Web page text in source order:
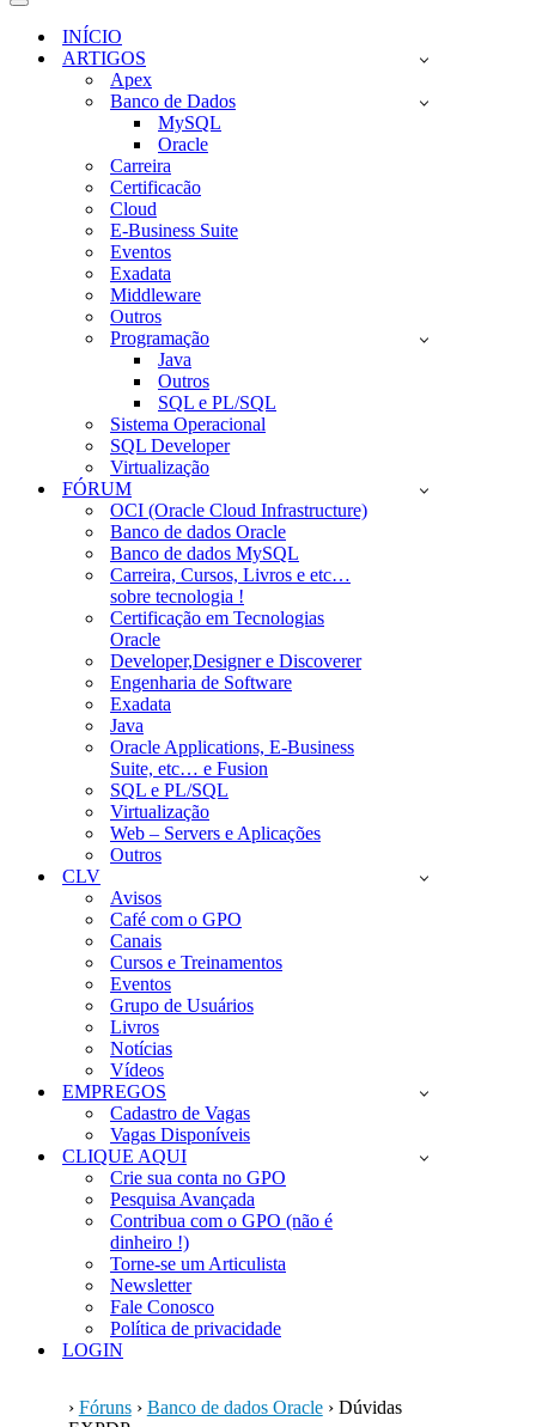
navegação
Menu
navegaçãoINÍCIO
ARTIGOS
Apex
Banco de Dados
MySQL
Oracle
Carreira
Certificacão
Cloud
E-Business Suite
Eventos
Exadata
Middleware
Outros
Programação
Java
Outros
SQL e PL/SQL
Sistema Operacional
SQL Developer
Virtualização
FÓRUM
OCI (Oracle Cloud Infrastructure)
Banco de dados Oracle
Banco de dados MySQL
Carreira, Cursos, Livros e etc…
sobre tecnologia !
Certificação em Tecnologias
Oracle
Developer,Designer e Discoverer
Engenharia de Software
Exadata
Java
Oracle Applications, E-Business
Suite, etc… e Fusion
SQL e PL/SQL
Virtualização
Web – Servers e Aplicações
Outros
CLV
Avisos
Café com o GPO
Canais
Cursos e Treinamentos
Eventos
Grupo de Usuários
Livros
Notícias
Vídeos
EMPREGOS
Cadastro de Vagas
Vagas Disponíveis
CLIQUE AQUI
Crie sua conta no GPO
Pesquisa Avançada
Contribua com o GPO (não é
dinheiro !)
Torne-se um Articulista
Newsletter
Fale Conosco
Política de privacidade
LOGIN
› Fóruns › Banco de dados Oracle › Dúvidas